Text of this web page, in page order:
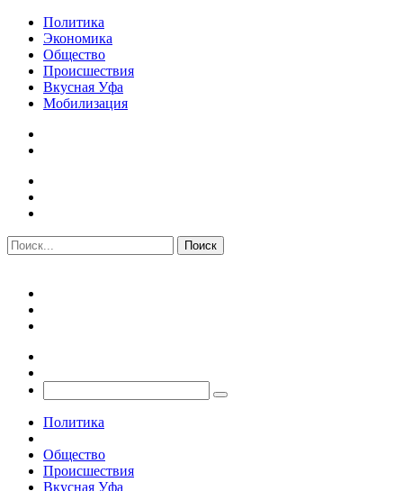
Политика
Экономика
Общество
Происшествия
Вкусная Уфа
Мобилизация
Политика
Общество
Происшествия
Вкусная Уфа